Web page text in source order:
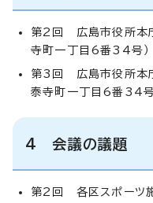
第2回 広島市役所本
寺町一丁目6番34号）
第3回 広島市役所本
泰寺町一丁目6番34号
4 会議の議題
第2回 各区スポーツ